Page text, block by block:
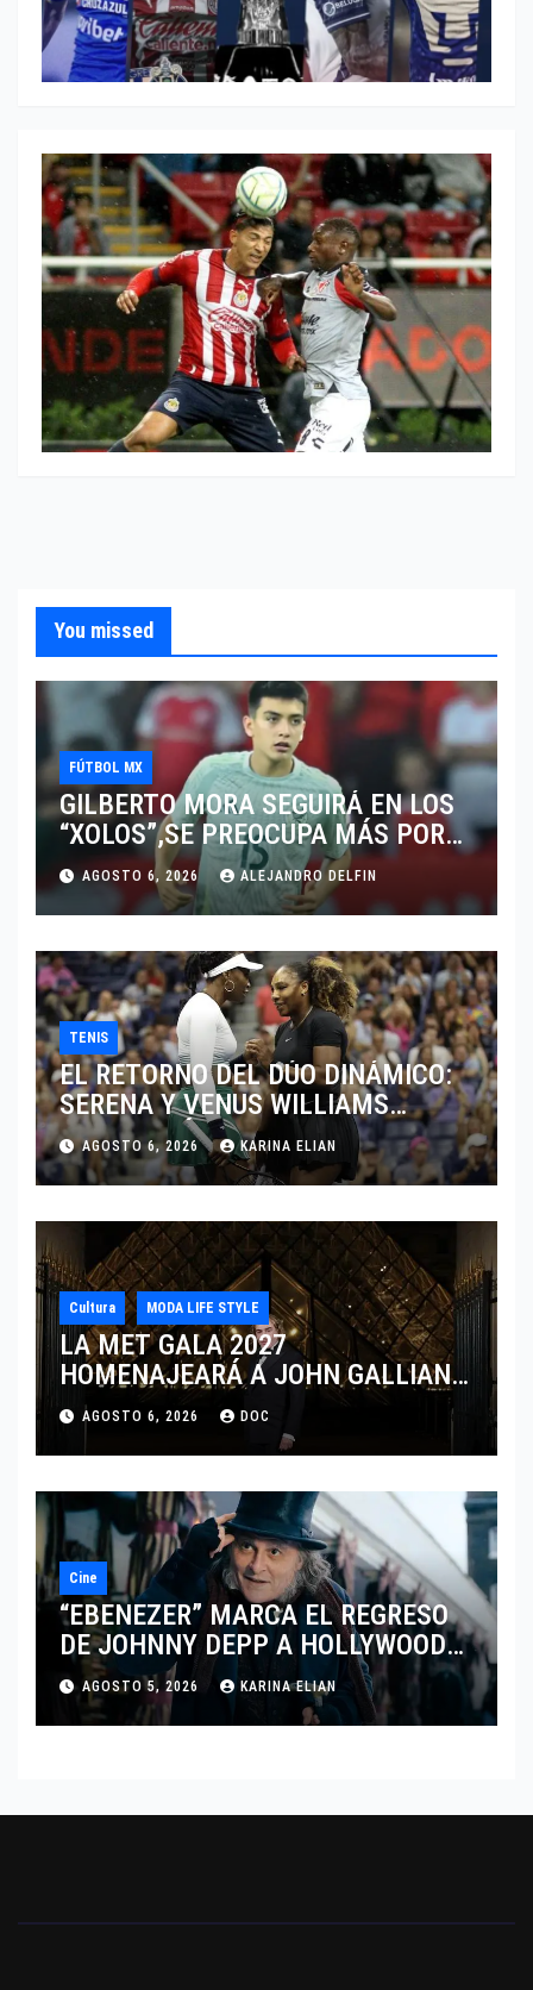
You missed
FÚTBOL MX
GILBERTO MORA SEGUIRÁ EN LOS
“XOLOS”,SE PREOCUPA MÁS POR
JUGAR EN SU EQUIPO.
AGOSTO 6, 2026 ALEJANDRO DELFIN
TENIS
EL RETORNO DEL DÚO DINÁMICO:
SERENA Y VENUS WILLIAMS
DISPUTARÁN LOS DOBLES EN
CINCINNATI 2026
AGOSTO 6, 2026 KARINA ELIAN
Cultura MODA LIFE STYLE
LA MET GALA 2027
HOMENAJEARÁ A JOHN GALLIANO
MARCANDO EL REGRESO DEL REY
DEL DRAMATISMO
AGOSTO 6, 2026 DOC
Cine
“EBENEZER” MARCA EL REGRESO
DE JOHNNY DEPP A HOLLYWOOD
TRAS SU PASO POR EL CINE
INDEPENDIENTE EUROPEO
AGOSTO 5, 2026 KARINA ELIAN